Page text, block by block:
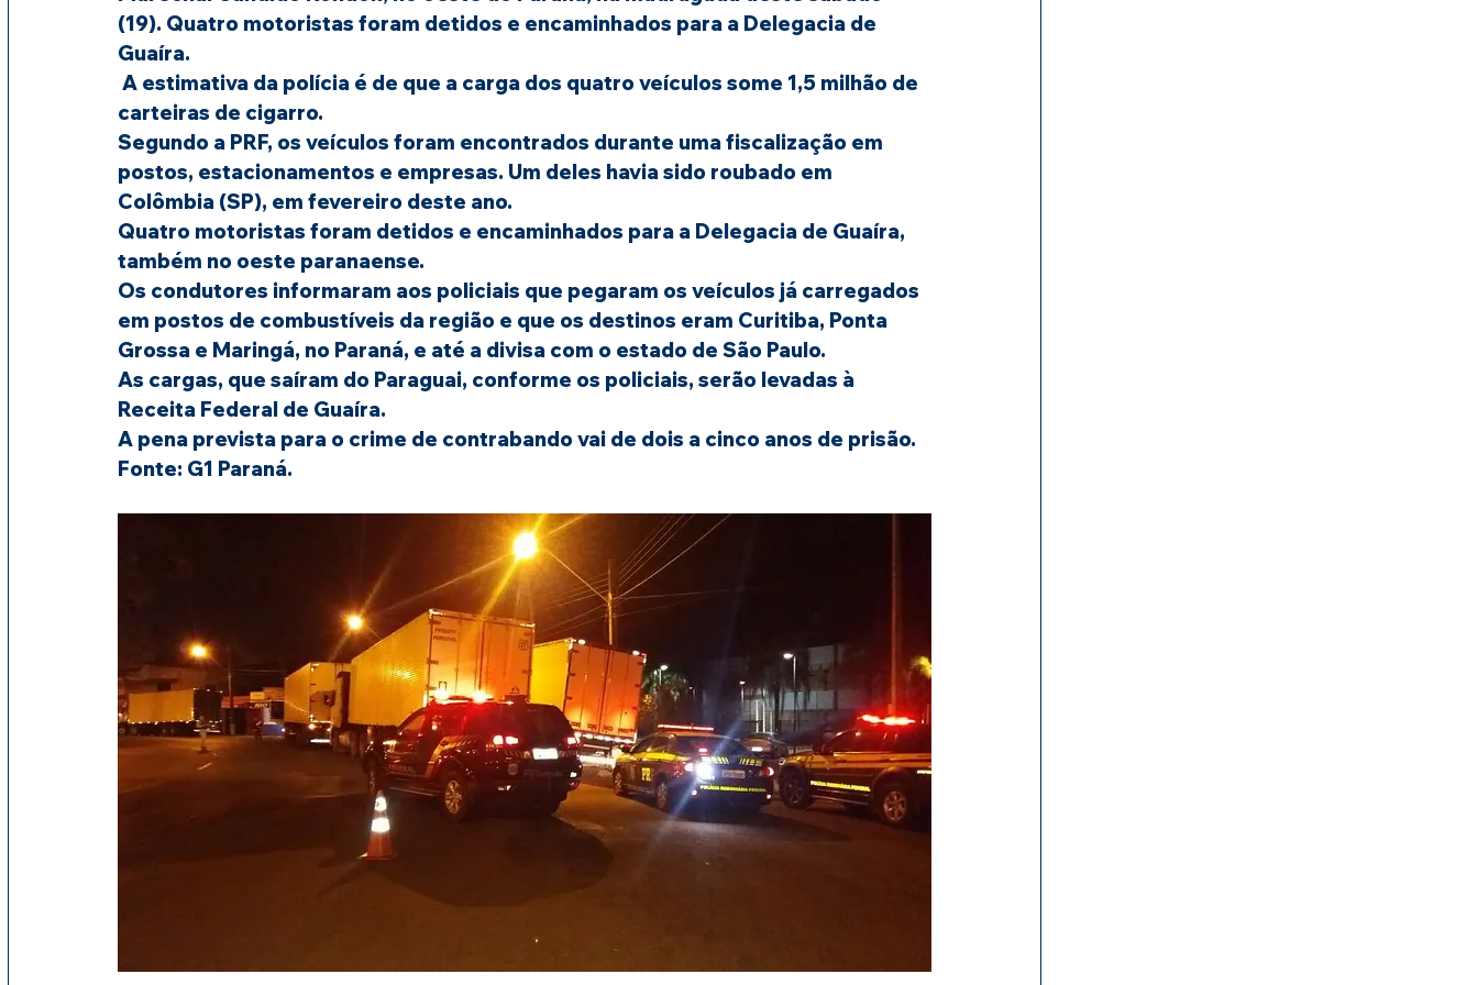
(19). Quatro motoristas foram detidos e encaminhados para a Delegacia de
Guaíra.
carteiras de cigarro.
Segundo a PRF, os veículos foram encontrados durante uma fiscalização em
postos, estacionamentos e empresas. Um deles havia sido roubado em
Colômbia (SP), em fevereiro deste ano.
Quatro motoristas foram detidos e encaminhados para a Delegacia de Guaíra,
também no oeste paranaense.
Os condutores informaram aos policiais que pegaram os veículos já carregados
em postos de combustíveis da região e que os destinos eram Curitiba, Ponta
Grossa e Maringá, no Paraná, e até a divisa com o estado de São Paulo.
As cargas, que saíram do Paraguai, conforme os policiais, serão levadas à
Receita Federal de Guaíra.
A pena prevista para o crime de contrabando vai de dois a cinco anos de prisão.
Fonte: G1 Paraná.